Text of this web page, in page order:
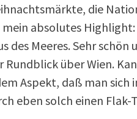
die
absolutes
des Meeres. Sehr
Rundblick über Wien.
Aspekt, daß man
eben solch einen Flak-